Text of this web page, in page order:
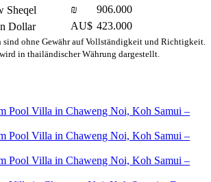
Sheqel ₪
906.000
Dollar AU$ 423.000
sind ohne Gewähr auf Vollständigkeit und Richtigkeit.
in thailändischer Währung dargestellt.